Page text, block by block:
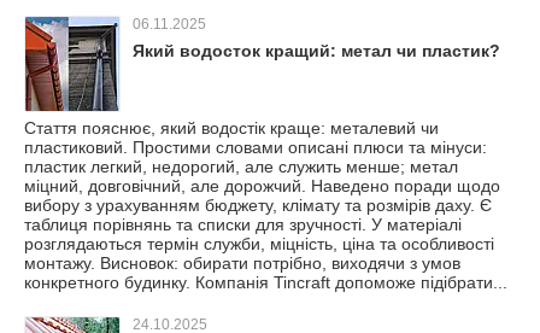
06.11.2025
Який водосток кращий: метал чи пластик?
Стаття пояснює, який водостік краще: металевий чи
пластиковий. Простими словами описані плюси та мінуси:
пластик легкий, недорогий, але служить менше; метал
міцний, довговічний, але дорожчий. Наведено поради щодо
вибору з урахуванням бюджету, клімату та розмірів даху. Є
таблиця порівнянь та списки для зручності. У матеріалі
розглядаються термін служби, міцність, ціна та особливості
монтажу. Висновок: обирати потрібно, виходячи з умов
конкретного будинку. Компанія Tincraft допоможе підібрати...
24.10.2025